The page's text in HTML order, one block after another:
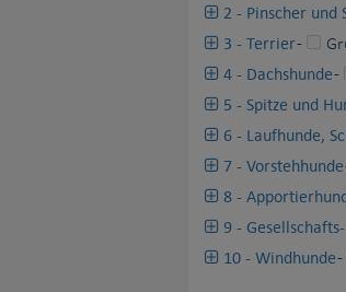
2 - Pinscher und
3 - Terrier-
4 - Dachshunde-
5 - Spitze und
6 - Laufhunde,
7 - Vorstehhunde
8 -
9 -
10 - Windhunde-